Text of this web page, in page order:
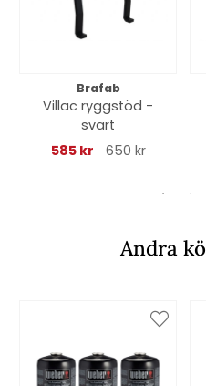
Brafab
Villac ryggstöd -
svart
585 kr
650 kr
Andra